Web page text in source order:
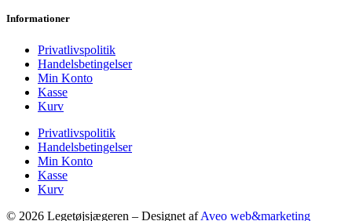
Informationer
Privatlivspolitik
Handelsbetingelser
Min Konto
Kasse
Kurv
Privatlivspolitik
Handelsbetingelser
Min Konto
Kasse
Kurv
© 2026 Legetøjsjægeren – Designet afAveo web&marketing